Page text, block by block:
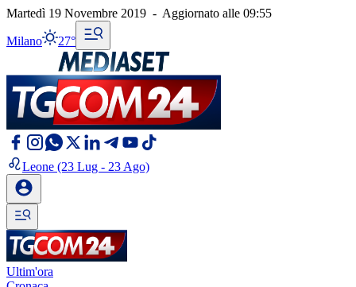
Martedì 19 Novembre 2019 - Aggiornato alle 09:55
Milano 27°
Leone (23 Lug - 23 Ago)
Ultim'ora